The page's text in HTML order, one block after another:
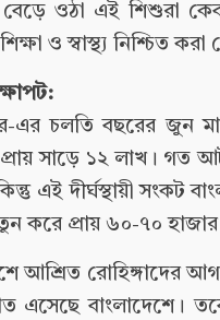
বেড়ে ওঠা এই শিশুরা
ও স্বাস্থ্য নিশ্চিত
চলতি বছরের জুন
প্রায় সাড়ে ১২ লাখ। গত
এই দীর্ঘস্থায়ী সংকট
করে প্রায় ৬০-৭০ হাজার
আশ্রিত
এসেছে বাংলাদেশে।